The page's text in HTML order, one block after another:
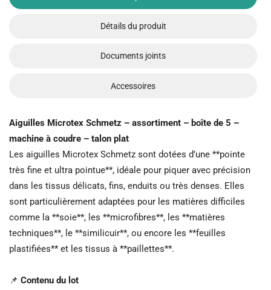
Détails du produit
Documents joints
Accessoires
Aiguilles Microtex Schmetz – assortiment – boîte de 5 –
machine à coudre – talon plat
Les aiguilles Microtex Schmetz sont dotées d’une **pointe
très fine et ultra pointue**, idéale pour piquer avec précision
dans les tissus délicats, fins, enduits ou très denses. Elles
sont particulièrement adaptées pour les matières difficiles
comme la **soie**, les **microfibres**, les **matières
techniques**, le **similicuir**, ou encore les **feuilles
plastifiées** et les tissus à **paillettes**.
📌 Contenu du lot